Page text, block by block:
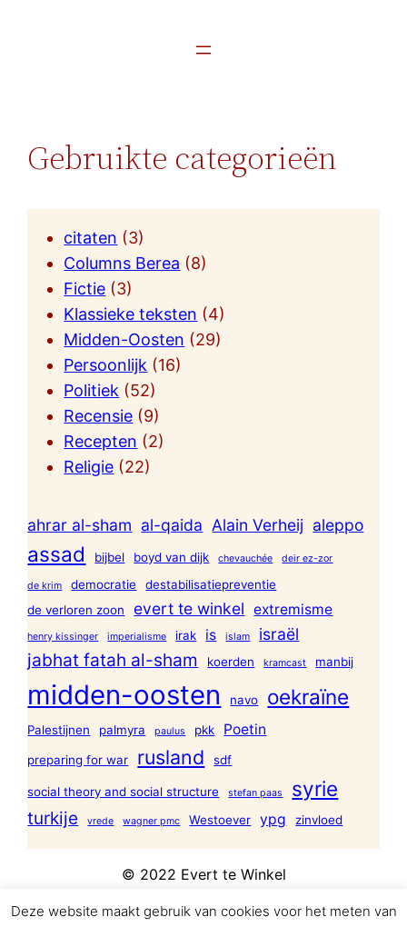
Gebruikte categorieën
citaten (3)
Columns Berea (8)
Fictie (3)
Klassieke teksten (4)
Midden-Oosten (29)
Persoonlijk (16)
Politiek (52)
Recensie (9)
Recepten (2)
Religie (22)
ahrar al-sham al-qaida Alain Verheij aleppo
assad bijbel boyd van dijk chevauchée deir ez-zor
de krim democratie
destabilisatiepreventie
de verloren zoon
evert te winkel extremisme
henry kissinger imperialisme irak is islam israël
jabhat fatah al-sham koerden kramcast manbij
midden-oosten navo oekraïne
Palestijnen palmyra paulus pkk Poetin
preparing for war rusland sdf
social theory and social structure stefan paas syrie
turkije vrede wagner pmc Westoever ypg zinvloed
© 2022 Evert te Winkel
Deze website maakt gebruik van cookies voor het meten van